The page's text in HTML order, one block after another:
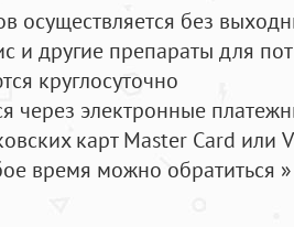
осуществляется без
и другие препараты для
круглосуточно
через электронные
карт Master Card или
время можно обратиться